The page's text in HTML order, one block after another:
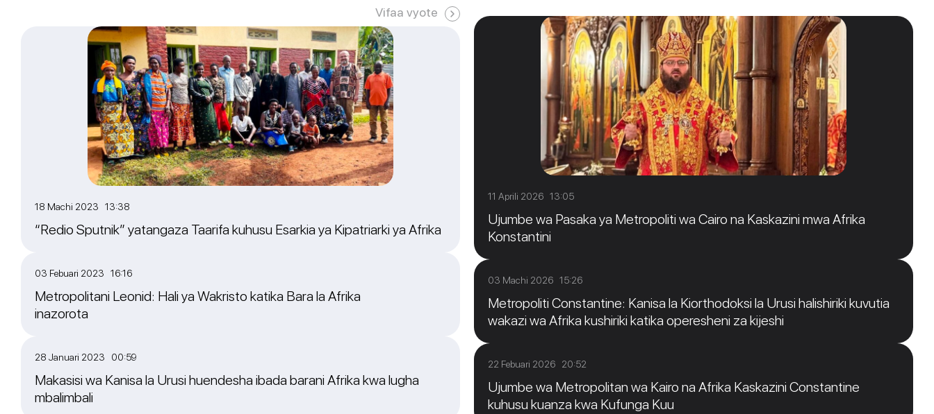
Vifaa vyote
18 Machi 2023 13:38
“Redio Sputnik” yatangaza Taarifa kuhusu Esarkia ya Kipatriarki ya Afrika
03 Febuari 2023 16:16
Metropolitani Leonid: Hali ya Wakristo katika Bara la Afrika
inazorota
28 Januari 2023 00:59
Makasisi wa Kanisa la Urusi huendesha ibada barani Afrika kwa lugha
mbalimbali
11 Aprili 2026 13:05
Ujumbe wa Pasaka ya Metropoliti wa Cairo na Kaskazini mwa Afrika
Konstantini
03 Machi 2026 15:26
Metropoliti Constantine: Kanisa la Kiorthodoksi la Urusi halishiriki kuvutia
wakazi wa Afrika kushiriki katika operesheni za kijeshi
22 Febuari 2026 20:52
Ujumbe wa Metropolitan wa Kairo na Afrika Kaskazini Constantine
kuhusu kuanza kwa Kufunga Kuu